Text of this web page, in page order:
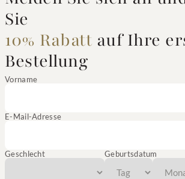
Sie
10% Rabatt auf Ihre
Bestellung
Vorname
E-Mail-Adresse
Geschlecht Geburtsdatum